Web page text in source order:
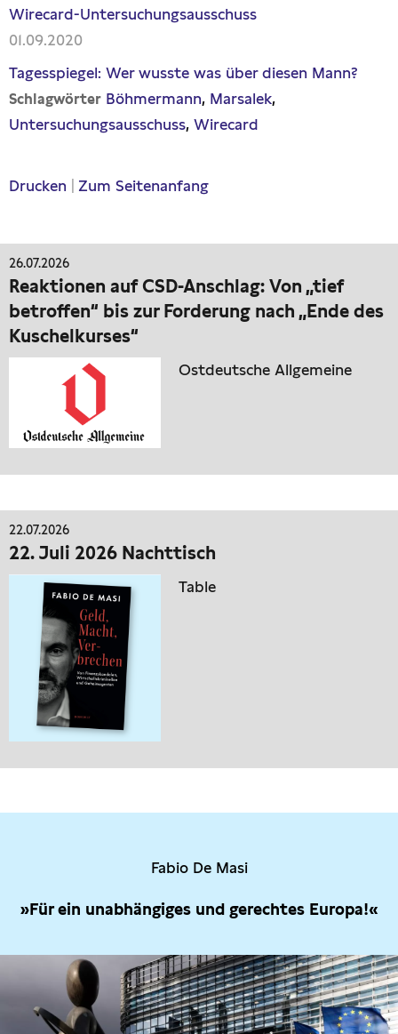
Wirecard-Untersuchungsausschuss
01.09.2020
Tagesspiegel: Wer wusste was über diesen Mann?
Schlagwörter Böhmermann Marsalek
Untersuchungsausschuss Wirecard
Drucken Zum Seitenanfang
26.07.2026
Reaktionen auf CSD-Anschlag: Von „tief
betroffen“ bis zur Forderung nach „Ende des
Kuschelkurses“
Ostdeutsche Allgemeine
22.07.2026
22. Juli 2026 Nachttisch
Table
Fabio De Masi
»Für ein unabhängiges und gerechtes Europa!«